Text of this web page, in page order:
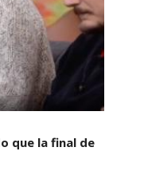
que la final de